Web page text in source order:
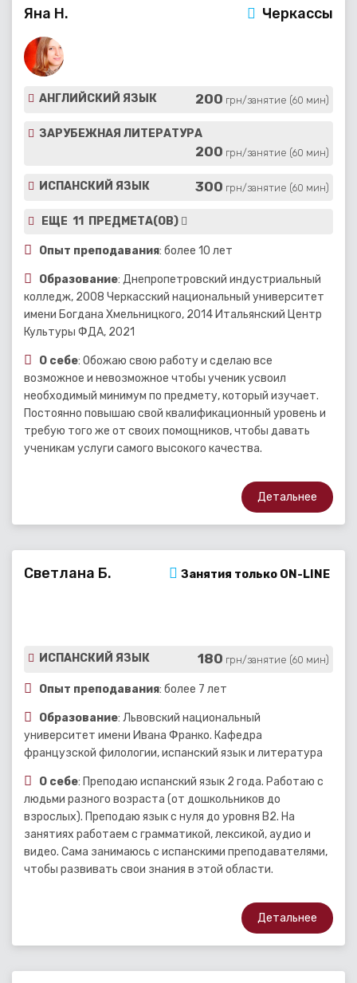
Яна Н. Черкассы
АНГЛИЙСКИЙ ЯЗЫК 200 грн/занятие (60 мин)
ЗАРУБЕЖНАЯ ЛИТЕРАТУРА
200 грн/занятие (60 мин)
ИСПАНСКИЙ ЯЗЫК 300 грн/занятие (60 мин)
ЕЩЕ 11 ПРЕДМЕТА(ОВ)
Опыт преподавания: более 10 лет
Образование: Днепропетровский индустриальный
колледж, 2008 Черкасский национальный университет
имени Богдана Хмельницкого, 2014 Итальянский Центр
Культуры ФДА, 2021
О себе: Обожаю свою работу и сделаю все
возможное и невозможное чтобы ученик усвоил
необходимый минимум по предмету, который изучает.
Постоянно повышаю свой квалификационный уровень и
требую того же от своих помощников, чтобы давать
ученикам услуги самого высокого качества.
Детальнее
Светлана Б. Занятия только ON-LINE
ИСПАНСКИЙ ЯЗЫК 180 грн/занятие (60 мин)
Опыт преподавания: более 7 лет
Образование: Львовский национальный
университет имени Ивана Франко. Кафедра
французской филологии, испанский язык и литература
О себе: Преподаю испанский язык 2 года. Работаю с
людьми разного возраста (от дошкольников до
взрослых). Преподаю язык с нуля до уровня В2. На
занятиях работаем с грамматикой, лексикой, аудио и
видео. Сама занимаюсь с испанскими преподавателями,
чтобы развивать свои знания в этой области.
Детальнее